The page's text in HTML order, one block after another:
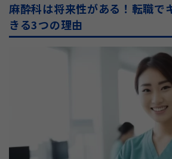
麻酔科は将来性がある！転職で
きる3つの理由